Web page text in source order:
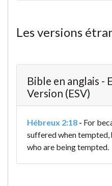
Les versions
Bible en anglais -
Version (ESV)
Hébreux 2:18 - For
suffered when tempted,
who are being tempted.